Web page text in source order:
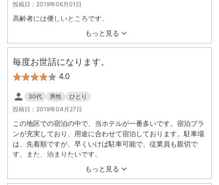
投稿日： 2019年06月01日
もっと見る
高齢者には優しいところです。
毎度お世話になります。
4.0
30代 男性
ひとり
投稿日： 2019年04月27日
もっと見る
この地区での宿泊の中で、当ホテルが一番多いです。宿泊プラ
ンが充実しており、用途に合わせて宿泊しております。駐車場
は、先着順ですが、早くいけば駐車可能で、従業員も親切で
す。また、泊まりたいです。